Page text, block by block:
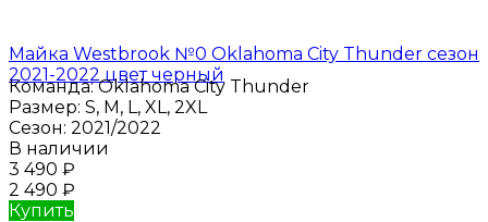
Майка Westbrook №0 Oklahoma City Thunder сезон
2021-2022 цвет черный
Команда:Oklahoma City Thunder
Размер: S, M, L, XL, 2XL
Сезон: 2021/2022
В наличии
3 490 ₽
2 490 ₽
Купить